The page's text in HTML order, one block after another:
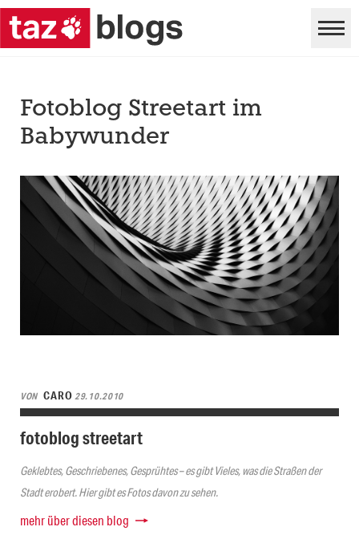
Fotoblog Streetart im
Babywunder
VON CARO29.10.2010
fotoblog streetart
Geklebtes, Geschriebenes, Gesprühtes – es gibt Vieles, was die Straßen der
Stadt erobert. Hier gibt es Fotos davon zu sehen.
mehr über diesen blog